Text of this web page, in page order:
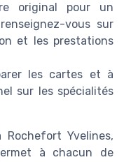
original pour un
vous sur
et les prestations
les cartes et à
sur les spécialités
Yvelines,
à chacun de